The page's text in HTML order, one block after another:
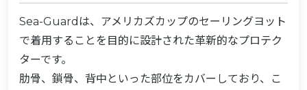
Sea-Guardは、アメリカズカップのセーリングヨット
で着用することを目的に設計された革新的なプロテク
ターです。
肋骨、鎖骨、背中といった部位をカバーしており、こ